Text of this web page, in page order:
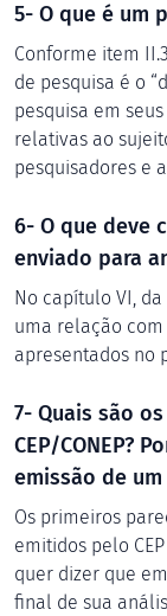
5- O que é um
Conforme item
de pesquisa é o
pesquisa em
relativas ao
pesquisadores e
6- O que deve
enviado para
No capítulo VI,
uma relação
apresentados no
7- Quais são
CEP/CONEP?
emissão de
Os primeiros
emitidos pelo
quer dizer que
final de sua